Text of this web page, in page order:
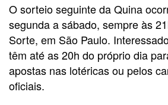
O sorteio seguinte da Quina
segunda a sábado, sempre às
Sorte, em São Paulo.
têm até as 20h do próprio dia
apostas nas lotéricas ou pelos
oficiais.